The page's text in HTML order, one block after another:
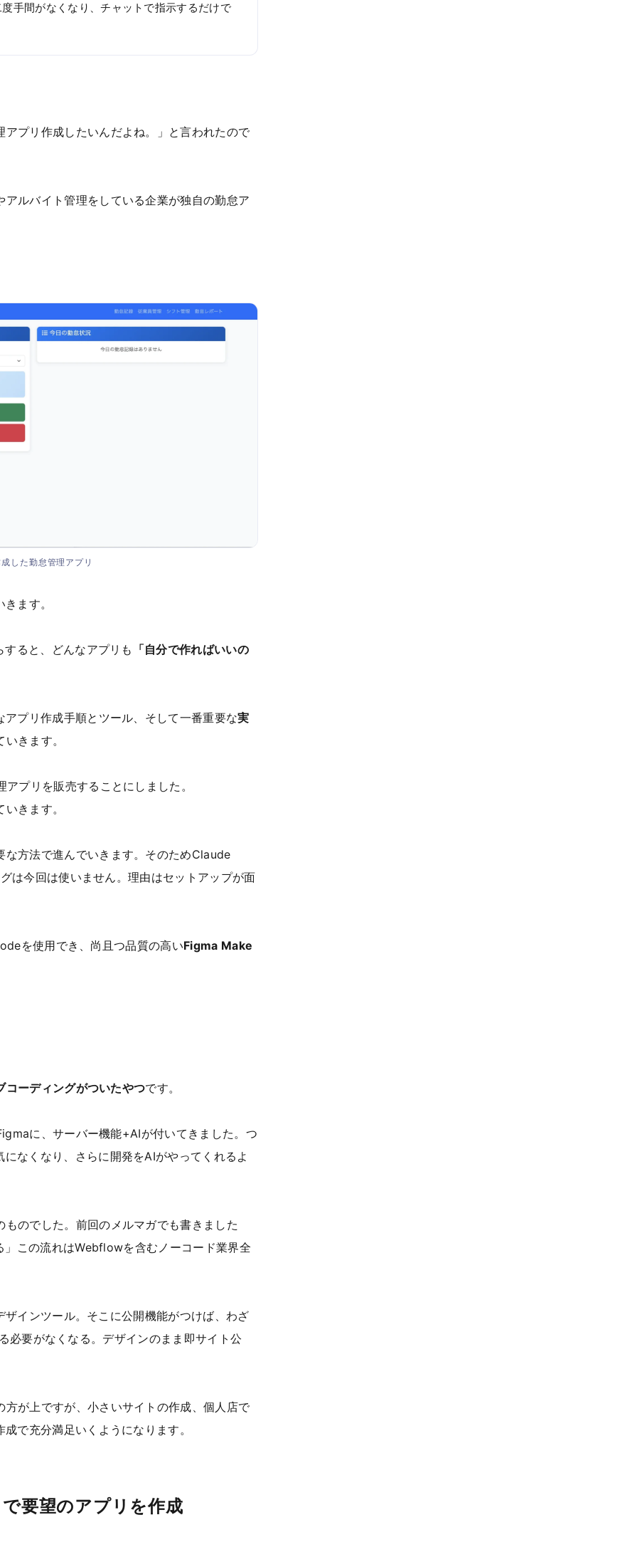
手間がなくなり、チャットで指示するだけで
プリ作成したいんだよね。」と言われたので
ルバイト管理をしている企業が独自の勤怠ア
した勤怠管理アプリ
ます。
ると、どんなアプリも 「自分で作ればいいの
プリ作成手順とツール、そして一番重要な実
きます。
プリを販売することにしました。
きます。
方法で進んでいきます。そのためClaude
は今回は使いません。理由はセットアップが面
を使用でき、尚且つ品質の高いFigma Make
ーディングがついたやつです。
に、サーバー機能+AIが付いてきました。つ
なくなり、さらに開発をAIがやってくれるよ
のでした。前回のメルマガでも書きました
この流れはWebflowを含むノーコード業界全
インツール。そこに公開機能がつけば、わざ
要がなくなる。デザインのまま即サイト公
が上ですが、小さいサイトの作成、個人店で
で充分満足いくようになります。
要望のアプリを作成